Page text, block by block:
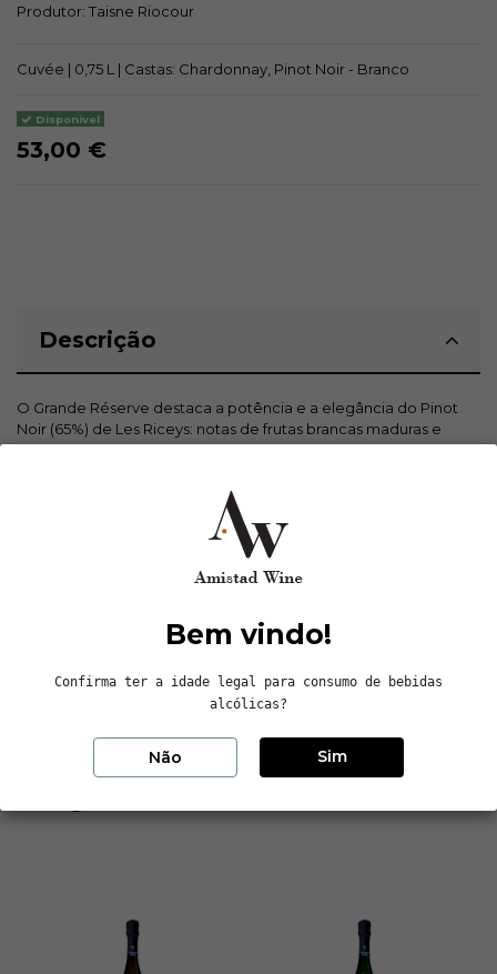
Produtor: Taisne Riocour
Cuvée | 0,75 L | Castas: Chardonnay, Pinot Noir - Branco
Disponivel
53,00 €
Descrição
O Grande Réserve destaca a potência e a elegância do Pinot
Noir (65%) de Les Riceys: notas de frutas brancas maduras e
frutas secas. O Chardonnay (35%) acrescenta ousadia e frescor.
complexidade e a persistência na boca. com notas de
manteiga e brioche. 15% do cuvée é reserva e passa 3 anos na
8 outros produtos na mesma
Bem vindo!
Confirma ter a idade legal para consumo de bebidas
alcólicas?
Não Sim